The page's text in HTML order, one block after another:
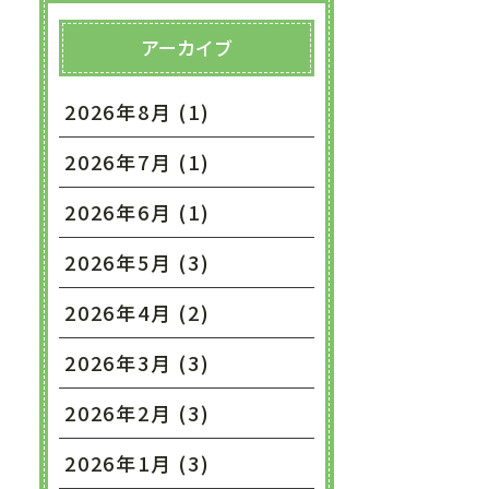
アーカイブ
2026年8月 (1)
2026年7月 (1)
2026年6月 (1)
2026年5月 (3)
2026年4月 (2)
2026年3月 (3)
2026年2月 (3)
2026年1月 (3)